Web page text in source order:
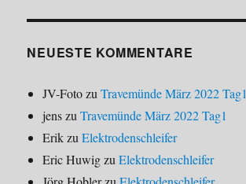
NEUESTE KOMMENTARE
JV-FotozuTravemünde März 2022 Tag1
jenszuTravemünde März 2022 Tag1
ErikzuElektrodenschleifer
Eric HuwigzuElektrodenschleifer